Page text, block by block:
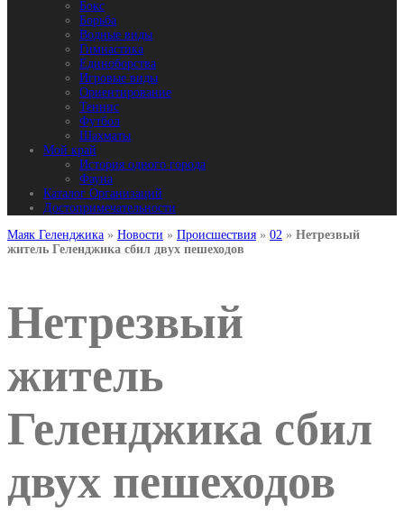
Бокс
Борьба
Водные виды
Гимнастика
Единоборства
Игровые виды
Ориентирование
Теннис
Футбол
Шахматы
Мой край
История одного города
Фауна
Каталог Организаций
Достопримечательности
Маяк Геленджика » Новости » Происшествия » 02 » Нетрезвый
житель Геленджика сбил двух пешеходов
Нетрезвый
житель
Геленджика сбил
двух пешеходов